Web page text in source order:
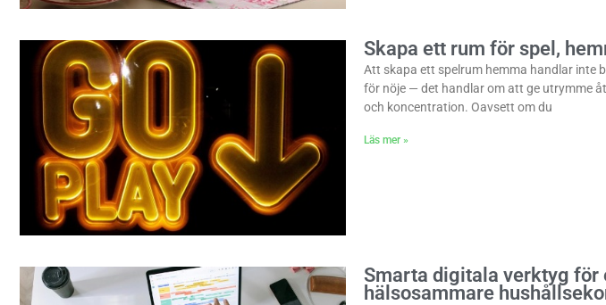
Skapa ett rum för spel,
Att skapa ett spelrum hemma handlar inte
för nöje — det handlar om att ge utrymme
och koncentration. Oavsett om du
Läs mer »
Smarta digitala verktyg för
hälsosammare